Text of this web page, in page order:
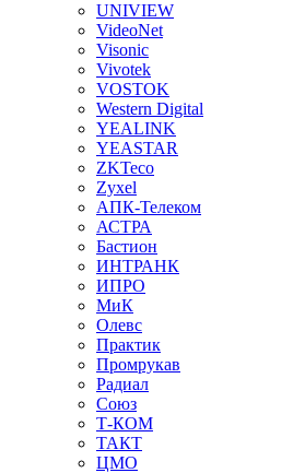
UNIVIEW
VideoNet
Visonic
Vivotek
VOSTOK
Western Digital
YEALINK
YEASTAR
ZKTeco
Zyxel
АПК-Телеком
АСТРА
Бастион
ИНТРАНК
ИПРО
МиК
Олевс
Практик
Промрукав
Радиал
Союз
Т-КОМ
ТАКТ
ЦМО